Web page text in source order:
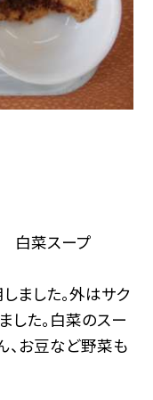
白菜スープ
ました。外はサク
した。白菜のスー
、お豆など野菜も